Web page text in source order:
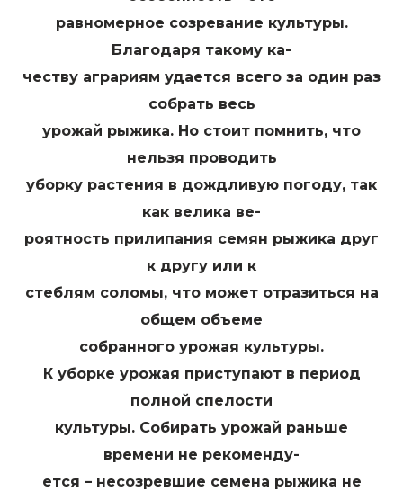
равномерное созревание культуры.
Благодаря такому ка-
честву аграриям удается всего за один раз
собрать весь
урожай рыжика. Но стоит помнить, что
нельзя проводить
уборку растения в дождливую погоду, так
как велика ве-
роятность прилипания семян рыжика друг
к другу или к
стеблям соломы, что может отразиться на
общем объеме
собранного урожая культуры.
К уборке урожая приступают в период
полной спелости
культуры. Собирать урожай раньше
времени не рекоменду-
ется – несозревшие семена рыжика не